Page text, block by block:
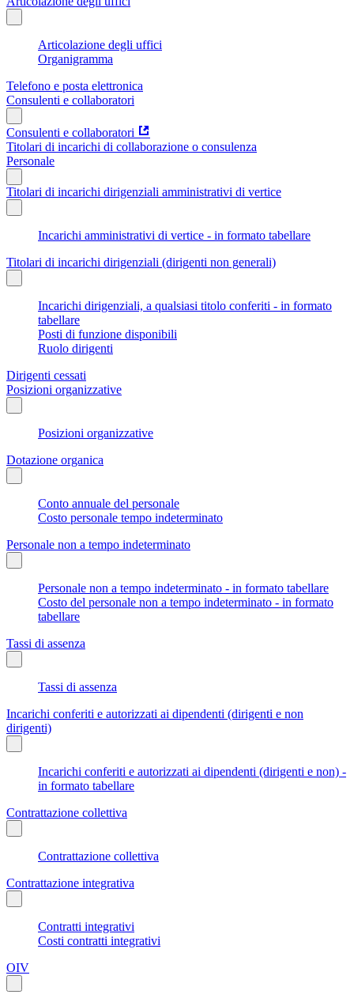
Articolazione degli uffici
Organigramma
Telefono e posta elettronica
Consulenti e collaboratori
Consulenti e collaboratori
Titolari di incarichi di collaborazione o consulenza
Personale
Titolari di incarichi dirigenziali amministrativi di vertice
Incarichi amministrativi di vertice - in formato tabellare
Titolari di incarichi dirigenziali (dirigenti non generali)
Incarichi dirigenziali, a qualsiasi titolo conferiti - in formato
tabellare
Posti di funzione disponibili
Ruolo dirigenti
Dirigenti cessati
Posizioni organizzative
Posizioni organizzative
Dotazione organica
Conto annuale del personale
Costo personale tempo indeterminato
Personale non a tempo indeterminato
Personale non a tempo indeterminato - in formato tabellare
Costo del personale non a tempo indeterminato - in formato
tabellare
Tassi di assenza
Tassi di assenza
Incarichi conferiti e autorizzati ai dipendenti (dirigenti e non
dirigenti)
Incarichi conferiti e autorizzati ai dipendenti (dirigenti e non) -
in formato tabellare
Contrattazione collettiva
Contrattazione collettiva
Contrattazione integrativa
Contratti integrativi
Costi contratti integrativi
OIV